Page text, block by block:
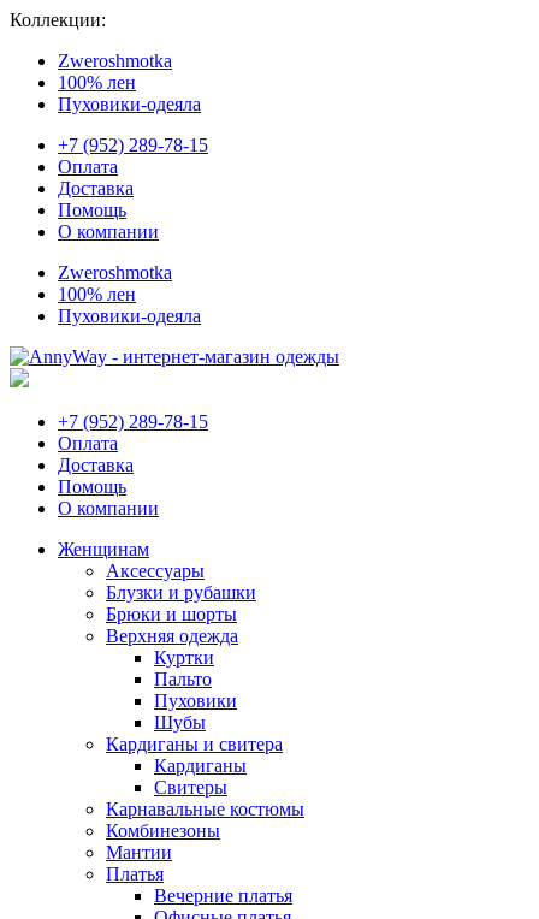
Коллекции:
Zweroshmotka
100% лен
Пуховики-одеяла
+7 (952) 289-78-15
Оплата
Доставка
Помощь
О компании
Zweroshmotka
100% лен
Пуховики-одеяла
+7 (952) 289-78-15
Оплата
Доставка
Помощь
О компании
Женщинам
Аксессуары
Блузки и рубашки
Брюки и шорты
Верхняя одежда
Куртки
Пальто
Пуховики
Шубы
Кардиганы и свитера
Кардиганы
Свитеры
Карнавальные костюмы
Комбинезоны
Мантии
Платья
Вечерние платья